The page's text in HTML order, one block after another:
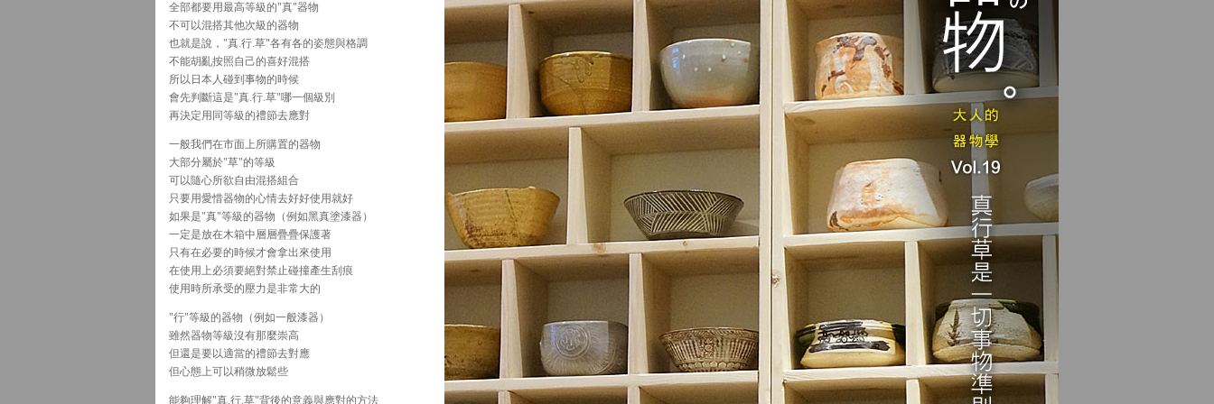
全部都要用最高等級的"真"器物
不可以混搭其他次級的器物
也就是說，"真.行.草"各有各的姿態與格調
不能胡亂按照自己的喜好混搭
所以日本人碰到事物的時候
會先判斷這是"真.行.草"哪一個級別
再決定用同等級的禮節去應對
一般我們在市面上所購置的器物
大部分屬於"草"的等級
可以隨心所欲自由混搭組合
只要用愛惜器物的心情去好好使用就好
如果是"真"等級的器物（例如黑真塗漆器）
一定是放在木箱中層層疊疊保護著
只有在必要的時候才會拿出來使用
在使用上必須要絕對禁止碰撞產生刮痕
使用時所承受的壓力是非常大的
"行"等級的器物（例如一般漆器）
雖然器物等級沒有那麼崇高
但還是要以適當的禮節去對應
但心態上可以稍微放鬆些
能夠理解"真.行.草"背後的意義與應對的方法